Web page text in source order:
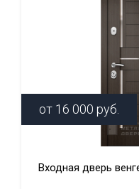
от 16 000 руб.
Входная дверь